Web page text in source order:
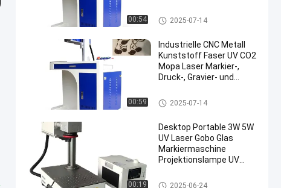
00:54 Lasermarkierungsmaschine
2025-07-14
00:59
Industrielle CNC Metall
Kunststoff Faser UV CO2
Mopa Laser Markier-,
Druck-, Gravier- und
Lasermarkierungsmaschine
2025-07-14
00:19
Desktop Portable 3W 5W
UV Laser Gobo Glas
Markiermaschine
Projektionslampe UV
Lasermarkierungsmaschine
2025-06-24